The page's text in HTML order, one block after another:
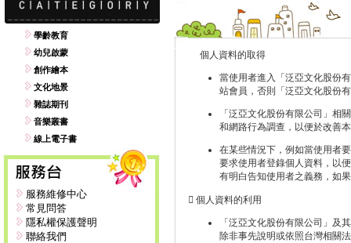
學齡教育
幼兒啟蒙
創作繪本
文化地景
雜誌期刊
音樂叢書
線上電子書
服務維修中心
常見問答
隱私權保護聲明
聯絡我們
個人資料的取得
當使用者進入「泛亞文化股份
站會員，否則「泛亞文化股份
「泛亞文化股份有限公司」相
和網路行為調查，以便於改善
在某些情況下，例如當使用者
要求使用者登錄個人資料，以
有明白告知使用者之義務，如
 個人資料的利用
「泛亞文化股份有限公司」及
除非事先說明或依照台灣相關